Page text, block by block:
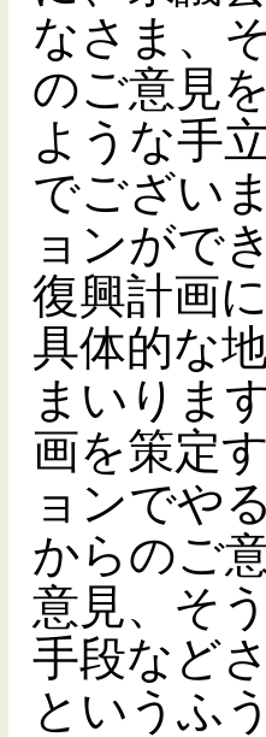
なさま、
のご意見
ような手
でござい
ョンがで
復興計画
具体的な
まいりま
画を策定
ョンでや
からのご
意見、そ
手段など
というふ